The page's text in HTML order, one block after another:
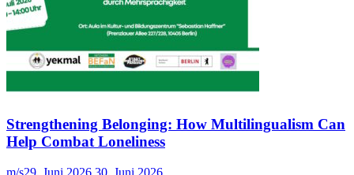
Strengthening Belonging: How Multilingualism Can
Help Combat Loneliness
m/s29. Juni 2026 30. Juni 2026